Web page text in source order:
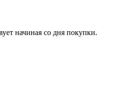
начиная со дня покупки.